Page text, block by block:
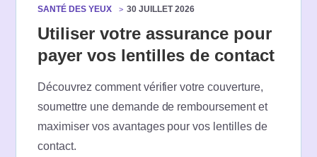
SANTÉ DES YEUX 30 JUILLET 2026
Utiliser votre assurance pour
payer vos lentilles de contact
Découvrez comment vérifier votre couverture,
soumettre une demande de remboursement et
maximiser vos avantages pour vos lentilles de
contact.